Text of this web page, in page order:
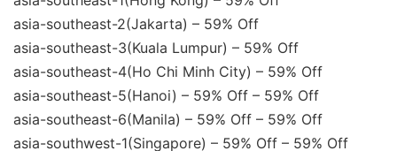
asia-southeast-2(Jakarta) – 59% Off
asia-southeast-3(Kuala Lumpur) – 59% Off
asia-southeast-4(Ho Chi Minh City) – 59% Off
asia-southeast-5(Hanoi) – 59% Off – 59% Off
asia-southeast-6(Manila) – 59% Off – 59% Off
asia-southwest-1(Singapore) – 59% Off – 59% Off